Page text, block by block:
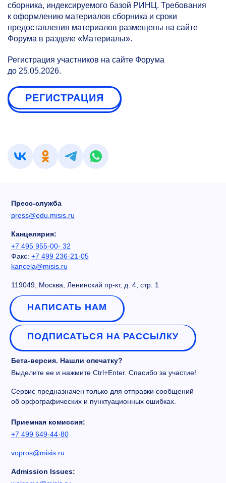
сборника, индексируемого базой РИНЦ. Требования
к оформлению материалов сборника и сроки
предоставления материалов размещены на сайте
Форума в разделе «Материалы».
Регистрация участников на сайте Форума
до 25.05.2026.
РЕГИСТРАЦИЯ
Пресс-служба
press@edu.misis.ru
Канцелярия:
+7 495 955-00- 32
Факс: +7 499 236-21-05
kancela@misis.ru
119049, Москва, Ленинский пр-кт, д. 4, стр. 1
НАПИСАТЬ НАМ
ПОДПИСАТЬСЯ НА РАССЫЛКУ
Бета-версия. Нашли опечатку?
Выделите ее и нажмите Ctrl+Enter. Спасибо за участие!
Сервис предназначен только для отправки сообщений
об орфографических и пунктуационных ошибках.
Приемная комиссия:
+7 499 649-44-80
vopros@misis.ru
Admission Issues: